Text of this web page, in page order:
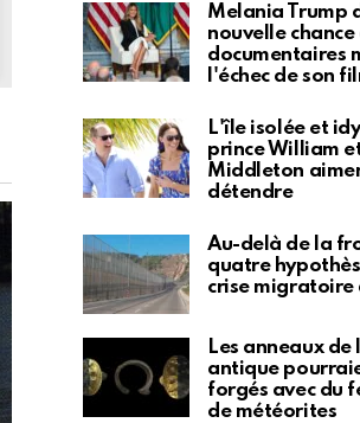
Melania Trump
nouvelle chance
documentaires
l'échec de son
L'île isolée et
prince William
Middleton
détendre
Au-delà de la
quatre
crise migratoire
Les anneaux de
antique
forgés avec du
de météorites